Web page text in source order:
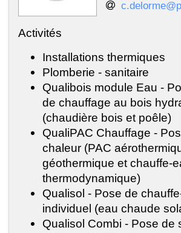
Activités
Installations thermiques
Plomberie - sanitaire
Qualibois module Eau -
de chauffage au bois
(chaudière bois et poêle)
QualiPAC Chauffage -
chaleur (PAC
géothermique et chauffe-
thermodynamique)
Qualisol - Pose de
individuel (eau chaude
Qualisol Combi - Pose de